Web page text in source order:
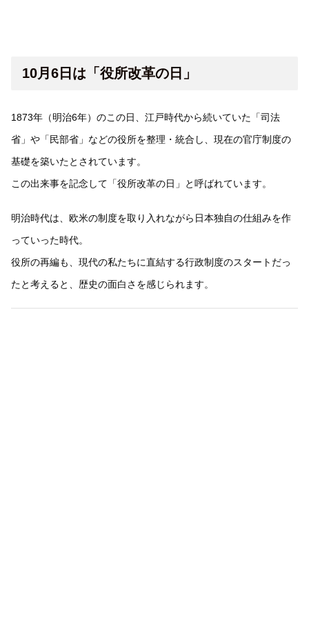
10月6日は「役所改革の日」
1873年（明治6年）のこの日、江戸時代から続いていた「司法
省」や「民部省」などの役所を整理・統合し、現在の官庁制度の
基礎を築いたとされています。
この出来事を記念して「役所改革の日」と呼ばれています。
明治時代は、欧米の制度を取り入れながら日本独自の仕組みを作
っていった時代。
役所の再編も、現代の私たちに直結する行政制度のスタートだっ
たと考えると、歴史の面白さを感じられます。